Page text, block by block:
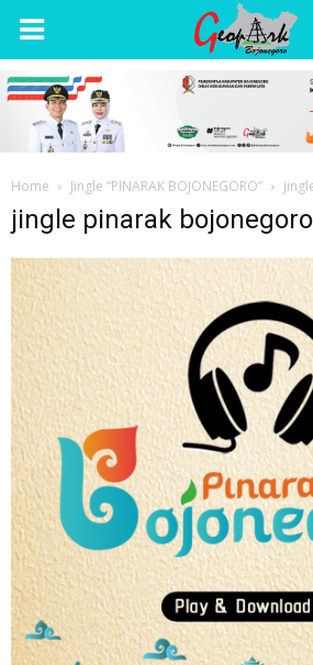
Wisata
Bojonegoro
Home Jingle “PINARAK BOJONEGORO”
jingle pinarak